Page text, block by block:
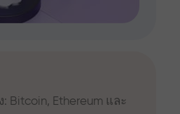
Bitcoin, Ethereum และ